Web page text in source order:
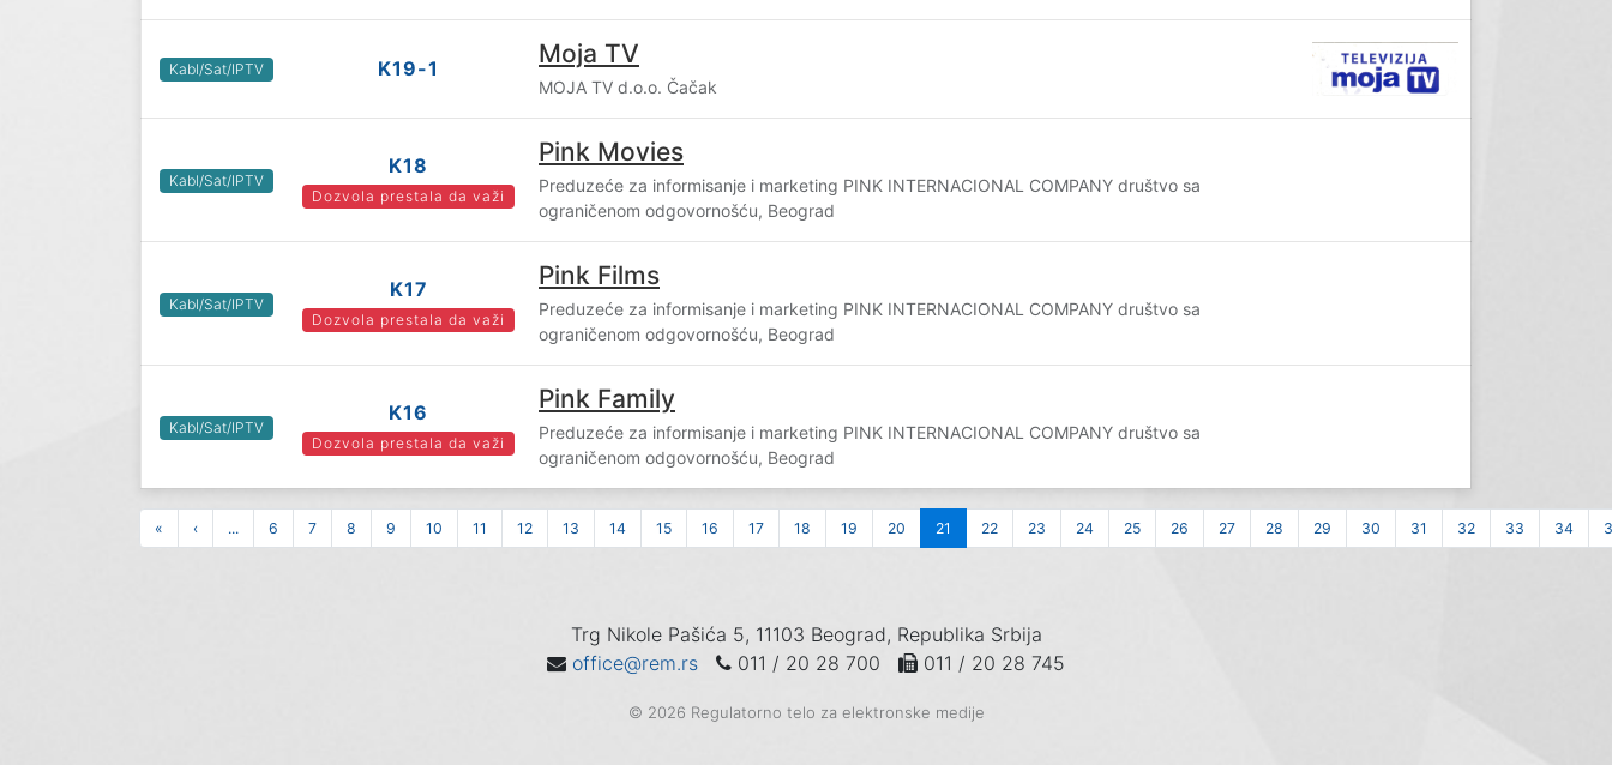
Kabl/Sat/IPTV K19-1 Moja TV
MOJA TV d.o.o. Čačak
Kabl/Sat/IPTV
K18
Dozvola prestala da važi
Pink Movies
Preduzeće za informisanje i marketing PINK INTERNACIONAL COMPANY društvo sa
ograničenom odgovornošću, Beograd
Kabl/Sat/IPTV
K17
Dozvola prestala da važi
Pink Films
Preduzeće za informisanje i marketing PINK INTERNACIONAL COMPANY društvo sa
ograničenom odgovornošću, Beograd
Kabl/Sat/IPTV
K16
Dozvola prestala da važi
Pink Family
Preduzeće za informisanje i marketing PINK INTERNACIONAL COMPANY društvo sa
ograničenom odgovornošću, Beograd
« ‹ ... 6 7 8 9 10 11 12 13 14 15 16 17 18 19 20 21 22 23 24 25 26 27 28 29 30 31 32 33 34
Trg Nikole Pašića 5, 11103 Beograd, Republika Srbija
office@rem.rs
011 / 20 28 700 011 / 20 28 745
© 2026 Regulatorno telo za elektronske medije